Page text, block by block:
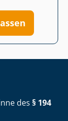
des § 194